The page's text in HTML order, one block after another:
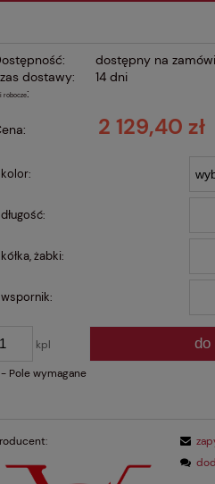
dostępny na
dostawy:
robocze:
14 dni
2 129,40 zł
kolor:
długość:
kółka, żabki:
wspornik:
kpl do
- Pole wymagane